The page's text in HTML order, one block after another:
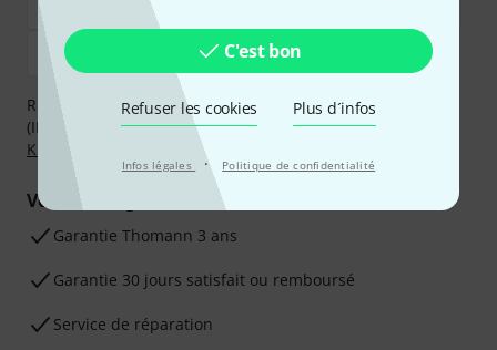
C'est bon
Refuser les cookies Plus d´infos
Infos légales · Politique de confidentialité
Réglez de manière sûre et sécurisée par Virement
(IBAN/BIC), PayPal, Amazon Pay,
Klarna Payer Maintenant
Klarna Payer en 3 fois
ou Carte de crédit.
Vos avantages
Ga­ran­tie Thomann 3 ans
Garantie 30 jours satisfait ou remboursé
Service de réparation